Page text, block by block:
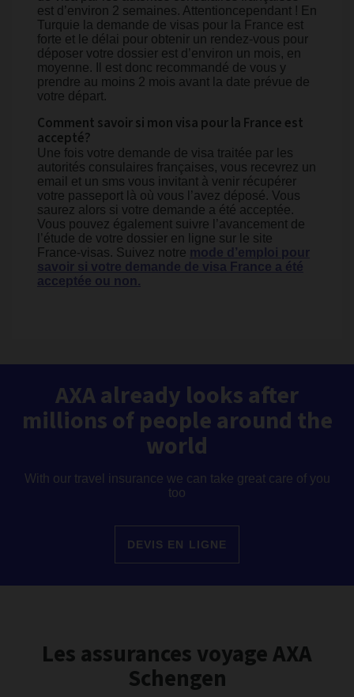
est d’environ 2 semaines. Attentioncependant ! En
Turquie la demande de visas pour la France est
forte et le délai pour obtenir un rendez-vous pour
déposer votre dossier est d’environ un mois, en
moyenne. Il est donc recommandé de vous y
prendre au moins 2 mois avant la date prévue de
votre départ.
Comment savoir si mon visa pour la France est
accepté?
Une fois votre demande de visa traitée par les
autorités consulaires françaises, vous recevrez un
email et un sms vous invitant à venir récupérer
votre passeport là où vous l’avez déposé. Vous
saurez alors si votre demande a été acceptée.
Vous pouvez également suivre l’avancement de
l’étude de votre dossier en ligne sur le site
France-visas. Suivez notre mode d’emploi pour
savoir si votre demande de visa France a été
acceptée ou non.
AXA already looks after
millions of people around the
world
With our travel insurance we can take great care of you
too
DEVIS EN LIGNE
Les assurances voyage AXA
Schengen